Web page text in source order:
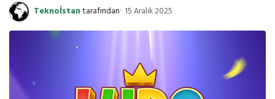
Teknoİstantarafından 15 Aralık 2025